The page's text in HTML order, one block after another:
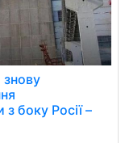
знову
боку Росії –